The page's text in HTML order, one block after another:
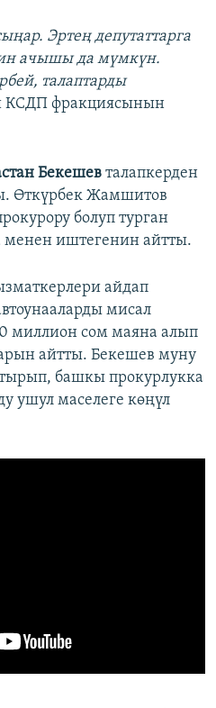
Эртең депутаттарга
ачышы да мүмкүн.
талаптарды
КСДП фракциясынын
Бекешев талапкерден
Өткүрбек Жамшитов
болуп турган
менен иштегенин айтты.
айдап
мисал
миллион сом маяна алып
айтты. Бекешев муну
башкы прокурлукка
ушул маселеге көңүл